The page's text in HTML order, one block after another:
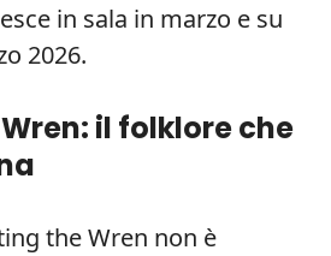
in sala in marzo e su
2026.
il folklore che
the Wren non è